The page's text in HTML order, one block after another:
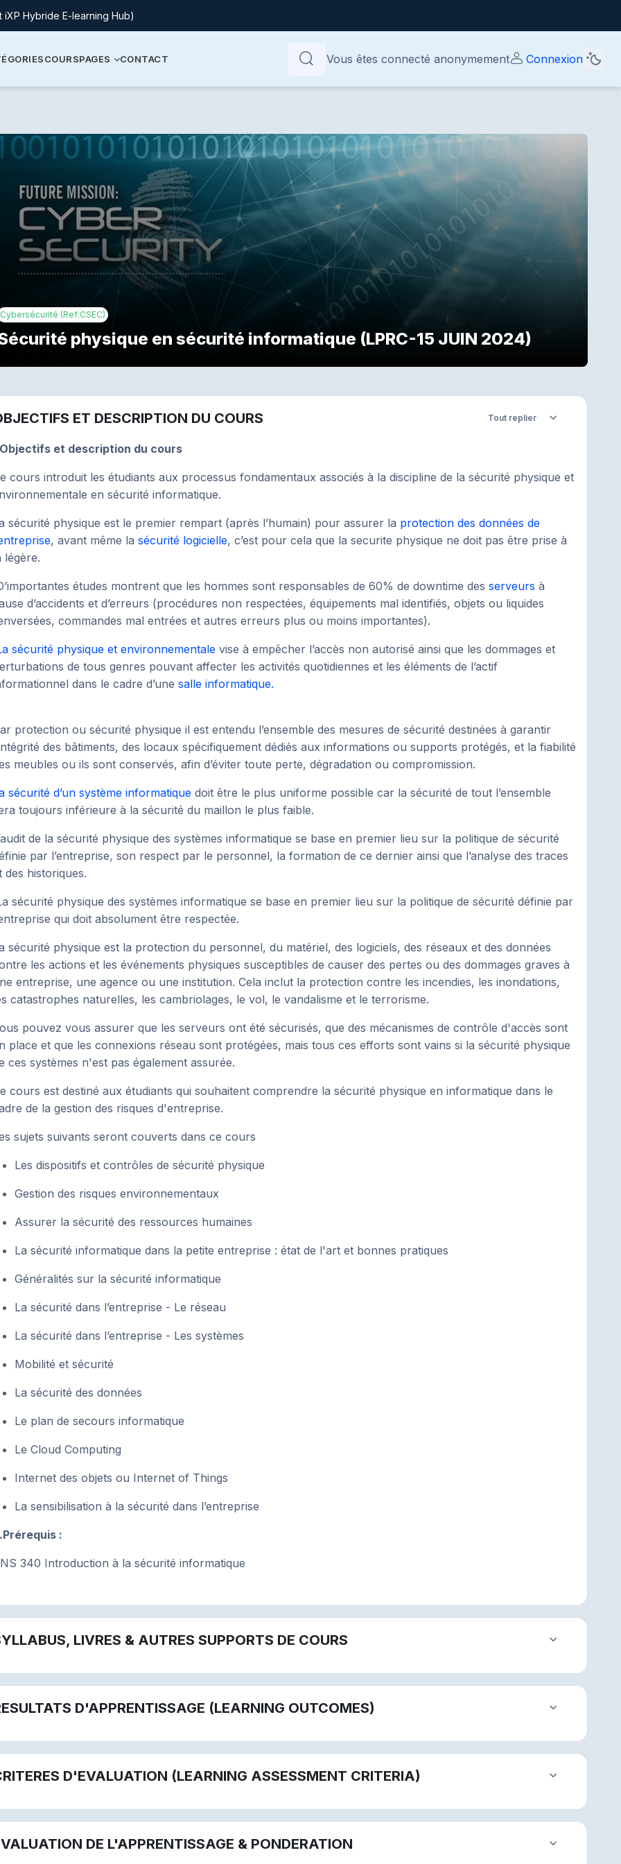
iXP Hybride E-learning Hub)
COURSPAGES CONTACT
Rechercher
RechercherVous êtes connecté anonymement Connexion
Cybersécurité (Ref:CSEC)
physique en sécurité informatique (LPRC-15 JUIN 2024)
de section
ET DESCRIPTION DU COURS Replier
Tout replier
et description du cours
cours introduit les étudiants aux processus fondamentaux associés à la discipline de la sécurité physique et
en sécurité informatique.
sécurité physique est le premier rempart (après l’humain) pour assurer la protection des données de
, avant même la sécurité logicielle, c’est pour cela que la securite physique ne doit pas être prise à
légère.
études montrent que les hommes sont responsables de 60% de downtime des serveurs à
d’accidents et d’erreurs (procédures non respectées, équipements mal identifiés, objets ou liquides
commandes mal entrées et autres erreurs plus ou moins importantes).
sécurité physique et environnementale vise à empêcher l’accès non autorisé ainsi que les dommages et
de tous genres pouvant affecter les activités quotidiennes et les éléments de l’actif
dans le cadre d’une salle informatique.
protection ou sécurité physique il est entendu l’ensemble des mesures de sécurité destinées à garantir
des bâtiments, des locaux spécifiquement dédiés aux informations ou supports protégés, et la fiabilité
meubles ou ils sont conservés, afin d’éviter toute perte, dégradation ou compromission.
sécurité d’un système informatique doit être le plus uniforme possible car la sécurité de tout l’ensemble
toujours inférieure à la sécurité du maillon le plus faible.
de la sécurité physique des systèmes informatique se base en premier lieu sur la politique de sécurité
par l’entreprise, son respect par le personnel, la formation de ce dernier ainsi que l’analyse des traces
des historiques.
sécurité physique des systèmes informatique se base en premier lieu sur la politique de sécurité définie par
qui doit absolument être respectée.
sécurité physique est la protection du personnel, du matériel, des logiciels, des réseaux et des données
les actions et les événements physiques susceptibles de causer des pertes ou des dommages graves à
entreprise, une agence ou une institution. Cela inclut la protection contre les incendies, les inondations,
catastrophes naturelles, les cambriolages, le vol, le vandalisme et le terrorisme.
pouvez vous assurer que les serveurs ont été sécurisés, que des mécanismes de contrôle d'accès sont
place et que les connexions réseau sont protégées, mais tous ces efforts sont vains si la sécurité physique
ces systèmes n'est pas également assurée.
cours est destiné aux étudiants qui souhaitent comprendre la sécurité physique en informatique dans le
de la gestion des risques d'entreprise.
sujets suivants seront couverts dans ce cours
Les dispositifs et contrôles de sécurité physique
Gestion des risques environnementaux
Assurer la sécurité des ressources humaines
La sécurité informatique dans la petite entreprise : état de l'art et bonnes pratiques
Généralités sur la sécurité informatique
La sécurité dans l’entreprise - Le réseau
La sécurité dans l’entreprise - Les systèmes
Mobilité et sécurité
La sécurité des données
Le plan de secours informatique
Le Cloud Computing
Internet des objets ou Internet of Things
La sensibilisation à la sécurité dans l’entreprise
:
340 Introduction à la sécurité informatique
LIVRES & AUTRES SUPPORTS DE COURS Replier
D'APPRENTISSAGE (LEARNING OUTCOMES) Replier
D'EVALUATION (LEARNING ASSESSMENT CRITERIA) Replier
DE L'APPRENTISSAGE & PONDERATION Replier